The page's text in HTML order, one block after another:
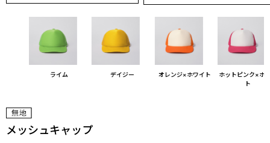
ライム デイジー オレンジ×ホワイト
ホットピンク×ホ
ト
メッシュキャップ